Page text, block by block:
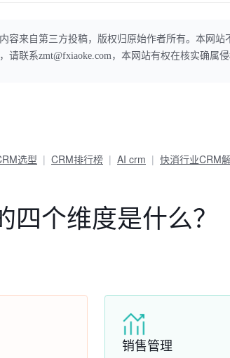
容来自第三方投稿，版权归原始作者所有。本网
请联系zmt@fxiaoke.com，本网站有权在核实确属
选型 CRM排行榜 AI crm 快消行业CRM
四个维度是什么？
销售管理